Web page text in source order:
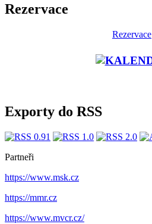
Rezervace
Rezervace
Exporty do RSS
Partneři
https://www.msk.cz
https://mmr.cz
https://www.mvcr.cz/